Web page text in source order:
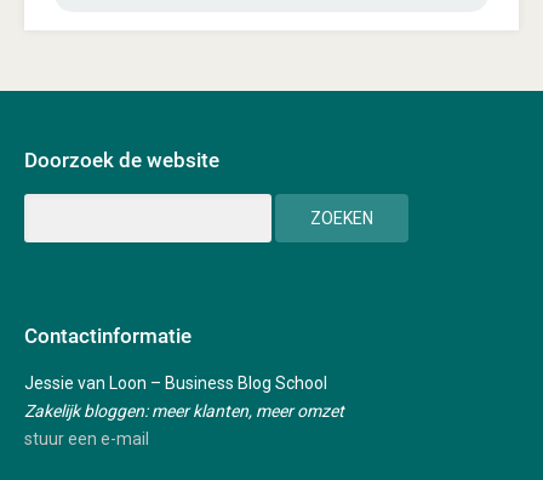
Doorzoek de website
Contactinformatie
Jessie van Loon – Business Blog School
Zakelijk bloggen: meer klanten, meer omzet
stuur een e-mail